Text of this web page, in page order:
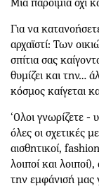
Mια παροιμία όχι
Για να
αρχαϊστί: Των
σπίτια σας
θυμίζει και την…
κόσμος καίγεται
‘Ολοι γνωρίζετε
όλες οι σχετικές
αισθητικοί,
λοιποί και
την εμφάνισή μας